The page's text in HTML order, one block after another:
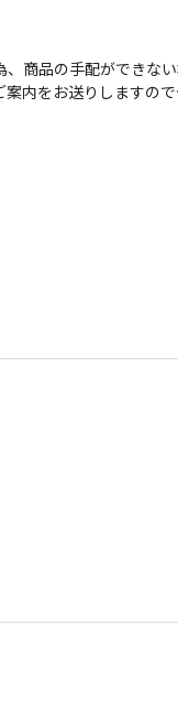
商品の手配ができな
内をお送りしますので